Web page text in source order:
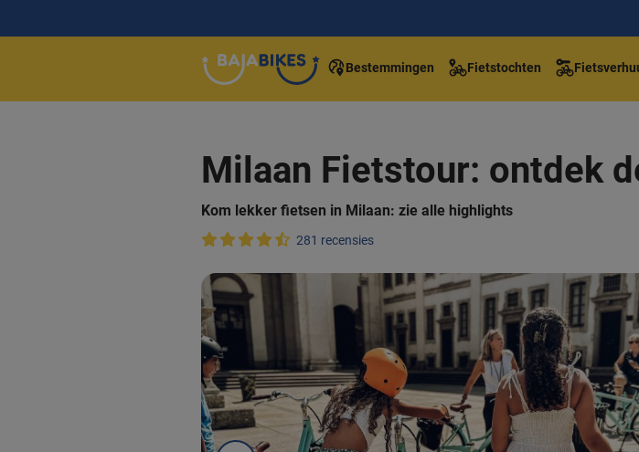
Bestemmingen Fietstochten
Milaan Fietstour: ontdek
Kom lekker fietsen in Milaan: zie alle highlights
281 recensies